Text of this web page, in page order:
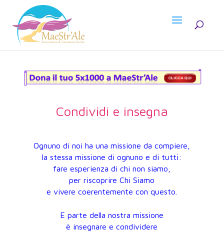
Condividi e insegna
Ognuno di noi ha una missione da compiere,
la stessa missione di ognuno e di tutti:
fare esperienza di chi non siamo,
per riscoprire Chi Siamo
e vivere coerentemente con questo.
E parte della nostra missione
è insegnare e condividere